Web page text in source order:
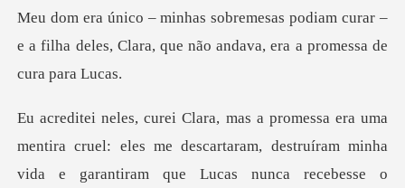
am curar –
e a filha deles, Clara, que não
rtaram, destruíram minha
vida e garantiram que Lucas nunca recebesse o